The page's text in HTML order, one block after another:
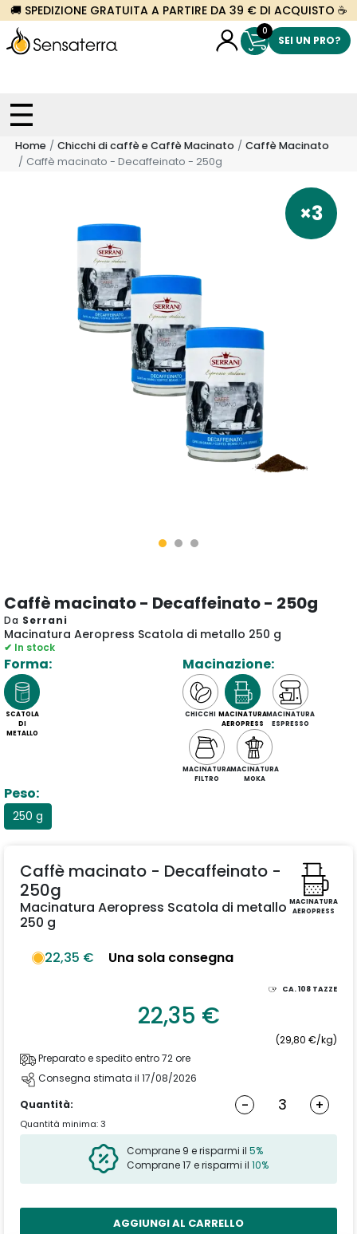
🚚 SPEDIZIONE GRATUITA A PARTIRE DA 39 € DI ACQUISTO ☕
0
SEI UN PRO?
Home Chicchi di caffè e Caffè Macinato
Caffè Macinato
Caffè macinato - Decaffeinato - 250g
×3
Caffè macinato - Decaffeinato - 250g
Da Serrani
Macinatura Aeropress Scatola di metallo 250 g
✔ In stock
Forma:
SCATOLA
DI
METALLO
Macinazione:
CHICCHI MACINATURA
AEROPRESS
MACINATURA
ESPRESSO
MACINATURA
FILTRO
MACINATURA
MOKA
Peso:
250 g
MACINATURA
AEROPRESS
Caffè macinato - Decaffeinato -
250g
Macinatura Aeropress Scatola di metallo
250 g
22,35 €
Una sola consegna
CA.108 TAZZE
22,35 €
(29,80 €/kg)
Preparato e spedito entro 72 ore
Consegna stimata il 17/08/2026
Quantità:
- +
Quantità minima: 3
Comprane 9 e risparmi il 5%
Comprane 17 e risparmi il 10%
AGGIUNGI AL CARRELLO